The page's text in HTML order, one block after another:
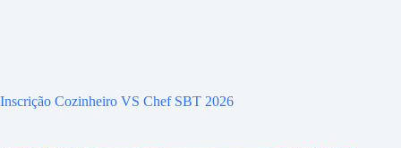
Inscrição Cozinheiro VS Chef SBT 2026